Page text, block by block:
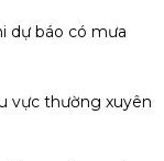
dự báo có mưa
vực thường xuyên